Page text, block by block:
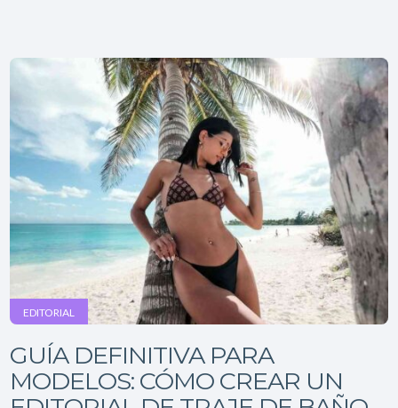
EDITORIAL
GUÍA DEFINITIVA PARA
MODELOS: CÓMO CREAR UN